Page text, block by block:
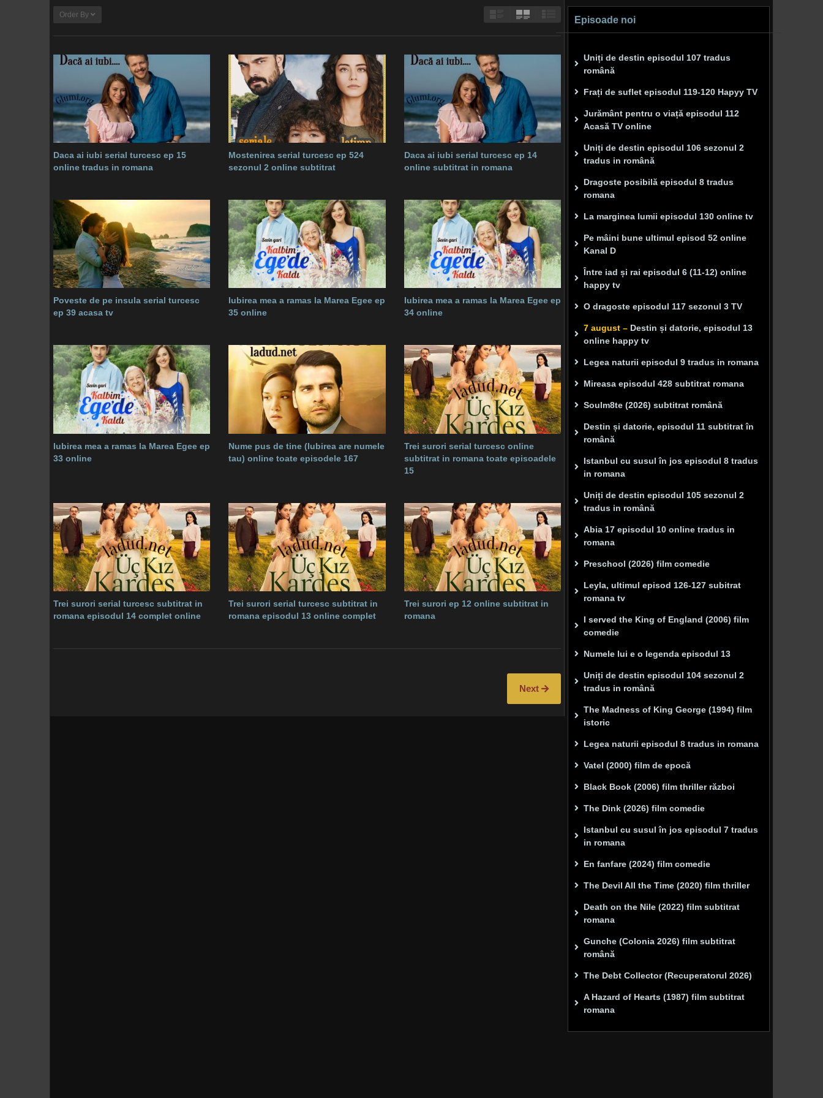
Order By
Daca ai iubi serial turcesc ep 15
online tradus in romana
Mostenirea serial turcesc ep 524
sezonul 2 online subtitrat
Daca ai iubi serial turcesc ep 14
online subtitrat in romana
Poveste de pe insula serial turcesc
ep 39 acasa tv
Iubirea mea a ramas la Marea Egee ep
35 online
Iubirea mea a ramas la Marea Egee ep
34 online
Iubirea mea a ramas la Marea Egee ep
33 online
Nume pus de tine (Iubirea are numele
tau) online toate episodele 167
Trei surori serial turcesc online
subtitrat in romana toate episoadele
15
Trei surori serial turcesc subtitrat in
romana episodul 14 complet online
Trei surori serial turcesc subtitrat in
romana episodul 13 online complet
Trei surori ep 12 online subtitrat in
romana
Next
Episoade noi
Uniți de destin episodul 107 tradus
română
Frați de suflet episodul 119-120 Hapyy TV
Jurământ pentru o viață episodul 112
Acasă TV online
Uniți de destin episodul 106 sezonul 2
tradus in română
Dragoste posibilă episodul 8 tradus
romana
La marginea lumii episodul 130 online tv
Pe mâini bune ultimul episod 52 online
Kanal D
Între iad și rai episodul 6 (11-12) online
happy tv
O dragoste episodul 117 sezonul 3 TV
7 august – Destin și datorie, episodul 13
online happy tv
Legea naturii episodul 9 tradus in romana
Mireasa episodul 428 subtitrat romana
Soulm8te (2026) subtitrat română
Destin și datorie, episodul 11 subtitrat în
română
Istanbul cu susul în jos episodul 8 tradus
in romana
Uniți de destin episodul 105 sezonul 2
tradus in română
Abia 17 episodul 10 online tradus in
romana
Preschool (2026) film comedie
Leyla, ultimul episod 126-127 subitrat
romana tv
I served the King of England (2006) film
comedie
Numele lui e o legenda episodul 13
Uniți de destin episodul 104 sezonul 2
tradus in română
The Madness of King George (1994) film
istoric
Legea naturii episodul 8 tradus in romana
Vatel (2000) film de epocă
Black Book (2006) film thriller război
The Dink (2026) film comedie
Istanbul cu susul în jos episodul 7 tradus
in romana
En fanfare (2024) film comedie
The Devil All the Time (2020) film thriller
Death on the Nile (2022) film subtitrat
romana
Gunche (Colonia 2026) film subtitrat
română
The Debt Collector (Recuperatorul 2026)
A Hazard of Hearts (1987) film subtitrat
romana